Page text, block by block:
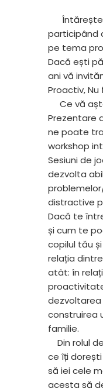
Întărește
participând
pe tema
Dacă ești
ani vă
Proactiv, Nu
Ce vă
Prezentare
ne poate
workshop
Sesiuni de
dezvolta
distractive
Dacă te
și cum te
copilul tău
relația
atât: în
dezvoltarea
construirea
familie.
Din rolul
ce îți
să iei cele
acesta să